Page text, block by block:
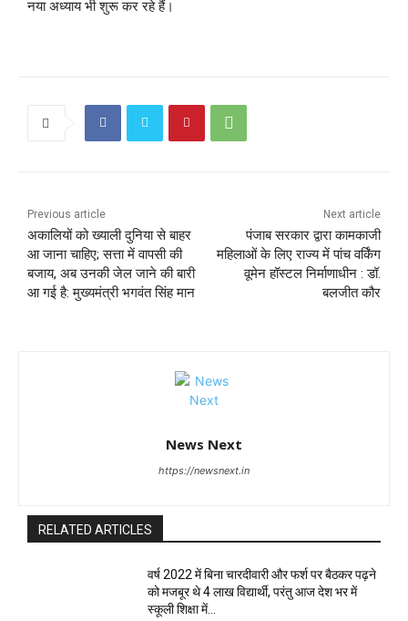
नया अध्याय भी शुरू कर रहे हैं।
Previous article
अकालियों को ख्याली दुनिया से बाहर
आ जाना चाहिए; सत्ता में वापसी की
बजाय, अब उनकी जेल जाने की बारी
आ गई है: मुख्यमंत्री भगवंत सिंह मान
Next article
पंजाब सरकार द्वारा कामकाजी
महिलाओं के लिए राज्य में पांच वर्किंग
वूमेन हॉस्टल निर्माणाधीन : डॉ.
बलजीत कौर
News Next
https://newsnext.in
RELATED ARTICLES
वर्ष 2022 में बिना चारदीवारी और फर्श पर बैठकर पढ़ने
को मजबूर थे 4 लाख विद्यार्थी, परंतु आज देश भर में
स्कूली शिक्षा में...